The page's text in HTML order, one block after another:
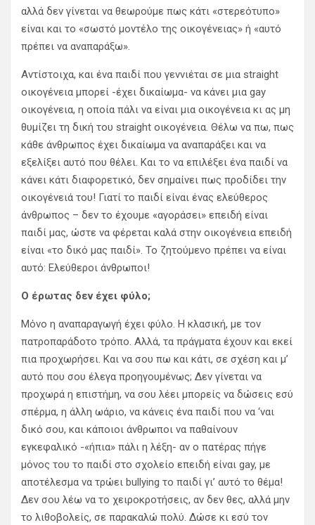
αλλά δεν γίνεται να θεωρούμε πως κάτι «στερεότυπο»
είναι και το «σωστό μοντέλο της οικογένειας» ή «αυτό
πρέπει να αναπαράξω».
Αντίστοιχα, και ένα παιδί που γεννιέται σε μια straight
οικογένεια μπορεί -έχει δικαίωμα- να κάνει μια gay
οικογένεια, η οποία πάλι να είναι μια οικογένεια κι ας μη
θυμίζει τη δική του straight οικογένεια. Θέλω να πω, πως
κάθε άνθρωπος έχει δικαίωμα να αναπαράξει και να
εξελίξει αυτό που θέλει. Και το να επιλέξει ένα παιδί να
κάνει κάτι διαφορετικό, δεν σημαίνει πως προδίδει την
οικογένειά του! Γιατί το παιδί είναι ένας ελεύθερος
άνθρωπος – δεν το έχουμε «αγοράσει» επειδή είναι
παιδί μας, ώστε να φέρεται καλά στην οικογένεια επειδή
είναι «το δικό μας παιδί». Το ζητούμενο πρέπει να είναι
αυτό: Ελεύθεροι άνθρωποι!
Ο έρωτας δεν έχει φύλο;
Μόνο η αναπαραγωγή έχει φύλο. Η κλασική, με τον
πατροπαράδοτο τρόπο. Αλλά, τα πράγματα έχουν και εκεί
πια προχωρήσει. Και να σου πω και κάτι, σε σχέση και μ’
αυτό που σου έλεγα προηγουμένως; Δεν γίνεται να
προχωρά η επιστήμη, να σου λέει μπορείς να δώσεις εσύ
σπέρμα, η άλλη ωάριο, να κάνεις ένα παιδί που να ‘ναι
δικό σου, και κάποιοι άνθρωποι να παθαίνουν
εγκεφαλικό -«ήπια» πάλι η λέξη- αν ο πατέρας πήγε
μόνος του το παιδί στο σχολείο επειδή είναι gay, με
αποτέλεσμα να τρώει bullying το παιδί γι’ αυτό το θέμα!
Δεν σου λέω να το χειροκροτήσεις, αν δεν θες, αλλά μην
το λιθοβολείς, σε παρακαλώ πολύ. Δώσε κι εσύ τον